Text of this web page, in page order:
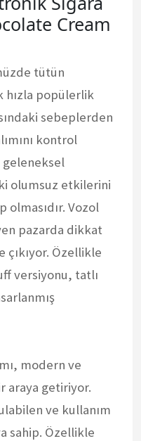
Cream
tütün
popülerlik
sebeplerden
kontrol
olumsuz etkilerini
Vozol
pazarda dikkat
Özellikle
versiyonu, tatlı
modern ve
araya getiriyor.
ve kullanım
sahip. Özellikle